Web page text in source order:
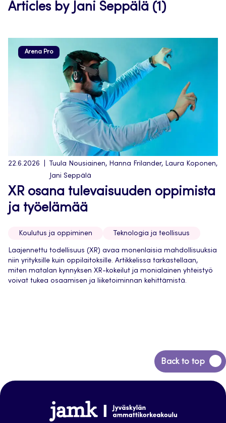
Articles by Jani Seppälä (1)
Arena Pro
22.6.2026
Tuula Nousiainen, Hanna Frilander, Laura Koponen,
Jani Seppälä
XR osana tulevaisuuden oppimista
ja työelämää
Koulutus ja oppiminen Teknologia ja teollisuus
Laajennettu todellisuus (XR) avaa monenlaisia mahdollisuuksia
niin yrityksille kuin oppilaitoksille. Artikkelissa tarkastellaan,
miten matalan kynnyksen XR-kokeilut ja monialainen yhteistyö
voivat tukea osaamisen ja liiketoiminnan kehittämistä.
Back to top
Back
to
Jamk-
arena